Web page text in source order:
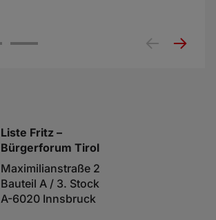
Liste Fritz –
Bürgerforum Tirol
Maximilianstraße 2
Bauteil A / 3. Stock
A-6020 Innsbruck